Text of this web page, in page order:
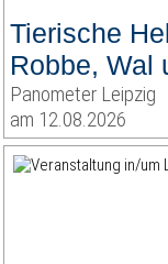
Tierische
Robbe, Wal
Panometer Leipzig
am 12.08.2026